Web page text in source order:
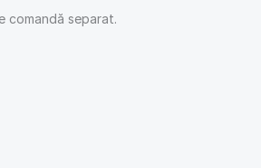
comandă separat.